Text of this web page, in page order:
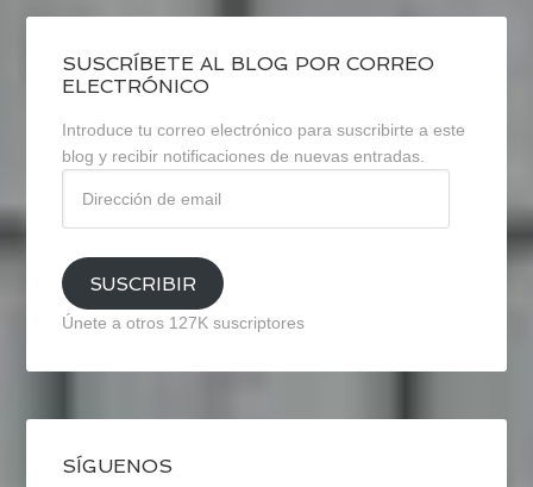
SUSCRÍBETE AL BLOG POR CORREO
ELECTRÓNICO
Introduce tu correo electrónico para suscribirte a este
blog y recibir notificaciones de nuevas entradas.
email
SUSCRIBIR
Únete a otros 127K suscriptores
SÍGUENOS